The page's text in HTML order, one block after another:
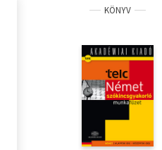
KÖNYV